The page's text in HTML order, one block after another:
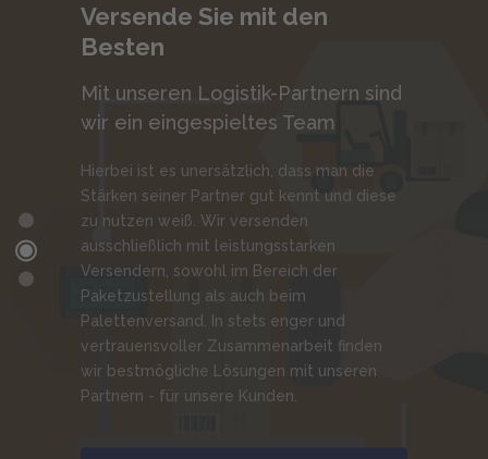
Versende Sie mit den
Besten
Mit unseren Logistik-Partnern sind
wir ein eingespieltes Team
Hierbei ist es unersätzlich, dass man die
Stärken seiner Partner gut kennt und diese
zu nutzen weiß. Wir versenden
ausschließlich mit leistungsstarken
Versendern, sowohl im Bereich der
Paketzustellung als auch beim
Palettenversand. In stets enger und
vertrauensvoller Zusammenarbeit finden
wir bestmögliche Lösungen mit unseren
Partnern - für unsere Kunden.